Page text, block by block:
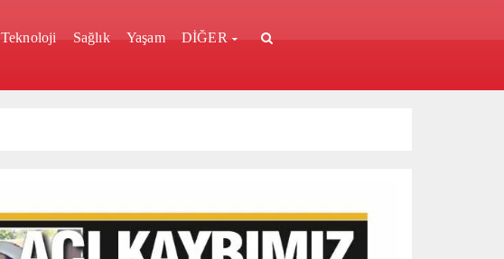
Teknoloji Sağlık Yaşam DİĞER